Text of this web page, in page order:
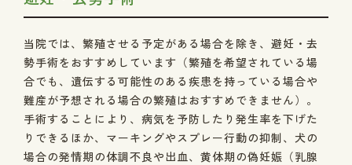
当院では、繁殖させる予定がある場合を除き、避妊・去
勢手術をおすすめしています（繁殖を希望されている場
合でも、遺伝する可能性のある疾患を持っている場合や
難産が予想される場合の繁殖はおすすめできません）。
手術することにより、病気を予防したり発生率を下げた
りできるほか、マーキングやスプレー行動の抑制、犬の
場合の発情期の体調不良や出血、黄体期の偽妊娠（乳腺